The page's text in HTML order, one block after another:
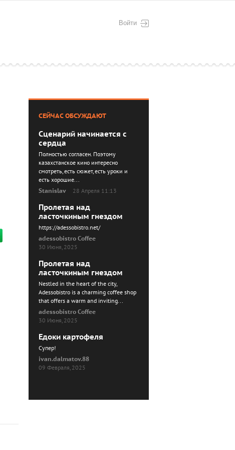
Войти
СЕЙЧАС ОБСУЖДАЮТ
Сценарий начинается с
сердца
Полностью согласен. Поэтому
казахстанское кино интересно
смотреть, есть сюжет, есть уроки и
есть хорошие...
Stanislav
28 Апреля 11:13
Пролетая над
ласточкиным гнездом
https://adessobistro.net/
adessobistro Coffee
30 Июня, 2025
Пролетая над
ласточкиным гнездом
Nestled in the heart of the city,
Adessobistro is a charming coffee shop
that offers a warm and inviting...
adessobistro Coffee
30 Июня, 2025
Едоки картофеля
Cупер!
ivan.dalmatov.88
09 Февраля, 2025